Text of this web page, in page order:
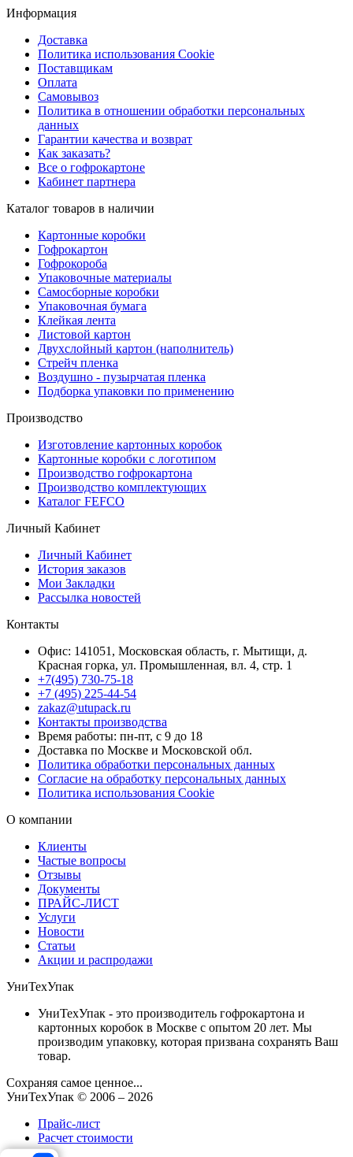
Информация
Доставка
Политика использования Cookie
Поставщикам
Оплата
Самовывоз
Политика в отношении обработки персональных
данных
Гарантии качества и возврат
Как заказать?
Все о гофрокартоне
Кабинет партнера
Каталог товаров в наличии
Картонные коробки
Гофрокартон
Гофрокороба
Упаковочные материалы
Самосборные коробки
Упаковочная бумага
Клейкая лента
Листовой картон
Двухслойный картон (наполнитель)
Стрейч пленка
Воздушно - пузырчатая пленка
Подборка упаковки по применению
Производство
Изготовление картонных коробок
Картонные коробки с логотипом
Производство гофрокартона
Производство комплектующих
Каталог FEFCO
Личный Кабинет
Личный Кабинет
История заказов
Мои Закладки
Рассылка новостей
Контакты
Офис: 141051, Московская область, г. Мытищи, д.
Красная горка, ул. Промышленная, вл. 4, стр. 1
+7(495) 730-75-18
+7 (495) 225-44-54
zakaz@utupack.ru
Контакты производства
Время работы: пн-пт, с 9 до 18
Доставка по Москве и Московской обл.
Политика обработки персональных данных
Согласие на обработку персональных данных
Политика использования Cookie
О компании
Клиенты
Частые вопросы
Отзывы
Документы
ПРАЙС-ЛИСТ
Услуги
Новости
Статьи
Акции и распродажи
УниТехУпак
УниТехУпак - это производитель гофрокартона и
картонных коробок в Москве с опытом 20 лет. Мы
производим упаковку, которая призвана сохранять Ваш
товар.
Сохраняя самое ценное...
УниТехУпак © 2006 – 2026
Прайс-лист
Расчет стоимости